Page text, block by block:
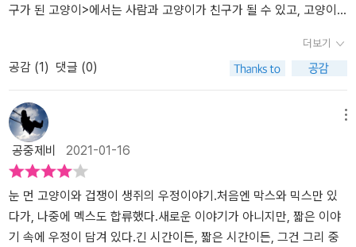
이스 세풀베다는 좀 더 극적인 설정을 마련해 두었다. 생쥐 멕스가 눈
양이 믹스의 살아 숨쉬는 내비게이션으로 변신했다. 조금 진부하지만
2인3각 경기가 연상되는 장면이었다. 환상의 콤비가 된 믹스와 멕스
는 산책과 외출은 물론이고, 더 나아가 모험을 시도했다. 그건 바로
고양이들의 전매특허라고 할 수 있는 지붕에서 지붕으로 건너뛰기였
다. 먼저 믹스에게 단디 매달린 멕스는 거리 정보 따위를 정확하게 믹
스에게 알려준다. 그러면 거리 계산을 마친 믹스는 멕스를 매달고 건
물 사이를 날아오른다. 그야말로 황홀한 자유의 순간이 아닐 수 없다.
독일 사회는 망명자 세풀베다에게 삶의 터전을 제공했고, 자신에게
꼭 필요했던 안식처를 마련한 세풀베다는 자신의 문학적 포텐을 터뜨
리기에 이르렀다. 이거야말로 개인과 사회의 완벽한 조화 사례가 아
되고 나의 부족함을 채워줄 수 있는 친구가 있다면 아마 이들의 모습
스와 멕스 이야기의 백미는 그들이 더 이상 할 수 없는 일을 서로를 통
해서 할 때였다. 믹스는 눈이 보였을 때 지붕과 지붕 사이를 맘껏 날아
다녔다. 멕스는 하늘을 나는 경험을 한 번도 하지 못했다. 그런 멕스에
게 믹스는 자신의 눈이 되어줄 것을 제안했고 시력을 잃은 후로 하지
못했던 지붕타기를 할 수 있게 되었다. 그렇게 믹스의 등에 탄 멕스는
하늘을 나는 경험을 하게 되었다. 그들에게는 어쩌면 목숨을 내 놓아
야 하는 모험 같은 이야기지만 그들에겐 특별한 신뢰가 있었기에 가
능했다. 그런 속사정을 모르는 다른 사람들이 그들을 봤을 땐, 함께 지
붕타기를 하는 것도, 대화하는 것도 이상하게 보일 수밖에 없는 것이
다. 막스와 믹스가 그랬던 것처럼 믹스와 멕스의 관계도 특별했다. 그
구가 된 고양이>에서는 사람과 고양이가 친구가 될 수 있고, 고양이
기가 펼쳐진다. 특히 책 속에는 우정이란 무엇인가를 표현하는 글귀
들이 여러 번 등장하는데, 이를 통해 우정의 의미를 되새기게 된다.'
진정한 친구라면 서로의 자유를 존중해 줄 줄도 알아야 한다고 믿었
기 때문이다.' (p. 21)' 진정한 친구라면 꿈과 희망을 나눌 줄 알아야
하니까 말이다. ' (p. p. 34~35)' 진정한 친구라면 아무리 사소한 즐
거움이라 해도 함께 나눌 줄 알아야 하는 법이다. ' (p. 53)이 책을 쓴
'루이스 세풀베다'는 세계적인 베스트 셀러 작가이자 행동하는 지성으
로 환경과 소수 민족 등 인류 문제를 다룬 작품들도 있다. 또한 그는
고양이를 좋아하고 동물을 좋아하는데, 자신의 아들과 기르는 고양이
를 실제 모델로 해서 쓴 작품이 있는데 그 작품이 바로 <생쥐와 친구
더보기
공감 (1) 댓글 (0)
공중제비 2021-01-16
눈 먼 고양이와 겁쟁이 생쥐의 우정이야기.처음엔 막스와 믹스만 있
다가, 나중에 멕스도 합류했다.새로운 이야기가 아니지만, 짧은 이야
기 속에 우정이 담겨 있다.긴 시간이든, 짧은 시간이든, 그건 그리 중